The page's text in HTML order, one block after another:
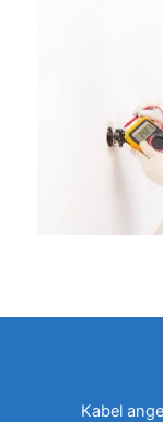
Kabel